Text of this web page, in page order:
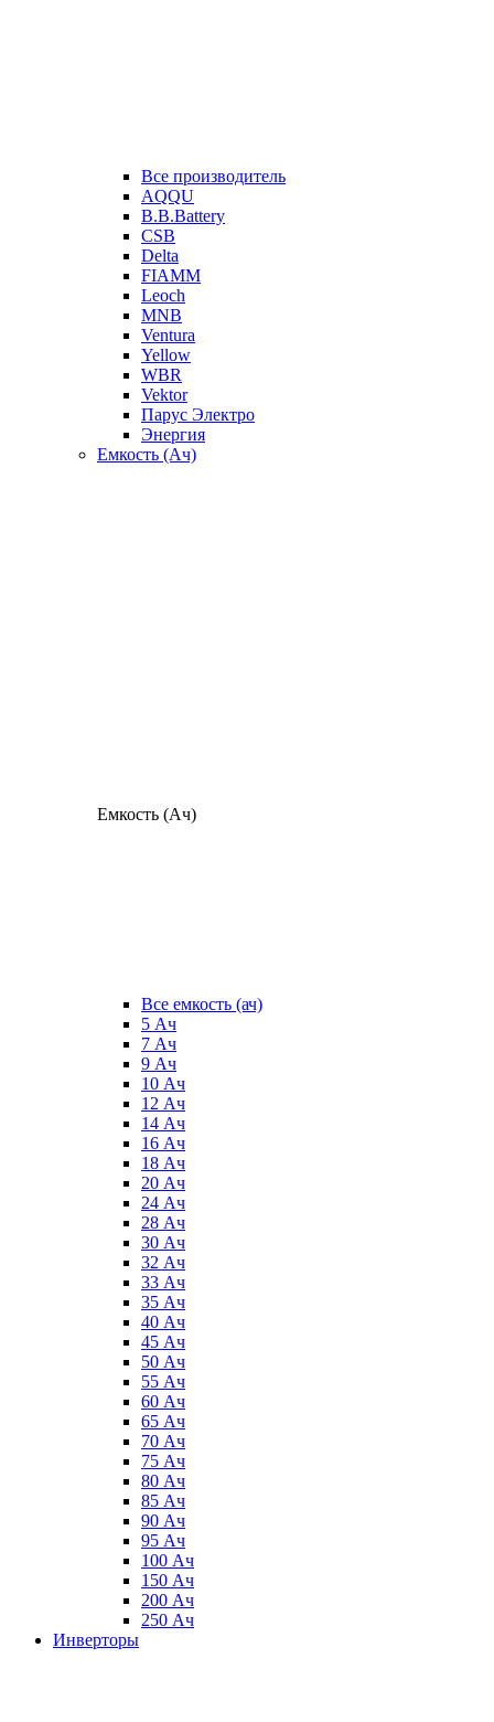
Все производитель
AQQU
B.B.Battery
CSB
Delta
FIAMM
Leoch
MNB
Ventura
Yellow
WBR
Vektor
Парус Электро
Энергия
Емкость (Ач)
Емкость (Ач)
Все емкость (ач)
5 Ач
7 Ач
9 Ач
10 Ач
12 Ач
14 Ач
16 Ач
18 Ач
20 Ач
24 Ач
28 Ач
30 Ач
32 Ач
33 Ач
35 Ач
40 Ач
45 Ач
50 Ач
55 Ач
60 Ач
65 Ач
70 Ач
75 Ач
80 Ач
85 Ач
90 Ач
95 Ач
100 Ач
150 Ач
200 Ач
250 Ач
Инверторы